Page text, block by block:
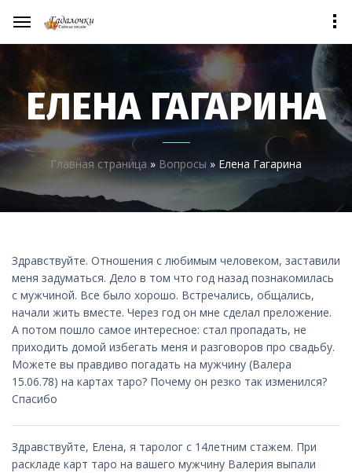
ЕЛЕНА ГАГАРИНА
Главная страница» Вопросы » Елена Гагарина
Здравствуйте. Отношения с любимым человеком, заставили
меня задуматься. Дело в том что год назад познакомилась
с мужчиной. Все было хорошо. Встречались, общались,
начали жить вместе. Через год он мне сделал преложение.
А потом пошло самое интересное: стал пропадать, не
приходить домой избегать меня и разговоров про свадьбу.
Можете вы правдиво погадать на мужчину (Валера
15.06.78) на картах таро? Почему он резко так изменился?
Спасибо
Здравствуйте, Елена, я таролог с 14летним стажем. При
раскладе карт таро на вашего мужчину Валерия выпали